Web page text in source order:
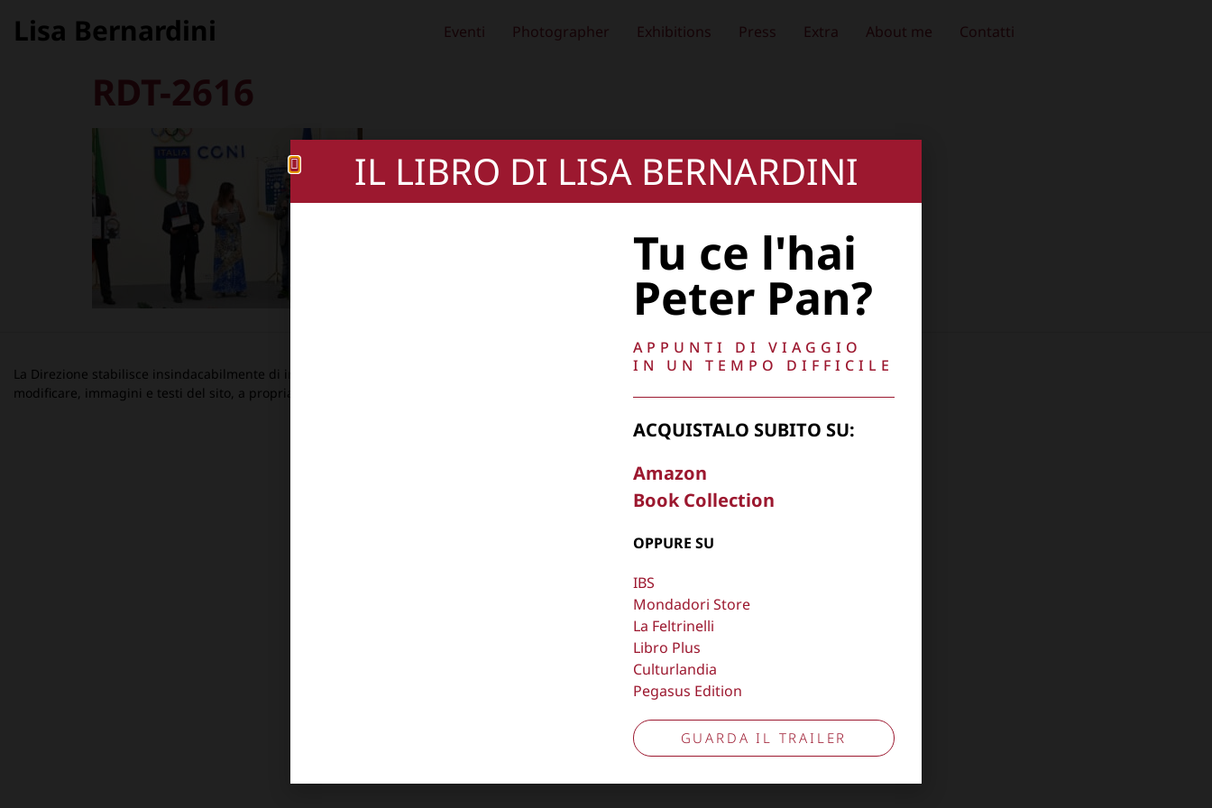
Lisa Bernardini Eventi Photographer Exhibitions Press Extra About me Contatti
RDT-2616
La Direzione stabilisce insindacabilmente di inserire, rimuovere, oscurare,
modificare, immagini e testi del sito, a propria discrezione.
Copyright © 2026 Lisa Bernardini – P.IVA 14910741009
Privacy Policy
Aggiorna preferenze tracciamento
IL LIBRO DI LISA BERNARDINI
Tu ce l'hai
Peter Pan?
APPUNTI DI VIAGGIO
IN UN TEMPO DIFFICILE
ACQUISTALO SUBITO SU:
Amazon
Book Collection
OPPURE SU
IBS
Mondadori Store
La Feltrinelli
Libro Plus
Culturlandia
Pegasus Edition
GUARDA IL TRAILER